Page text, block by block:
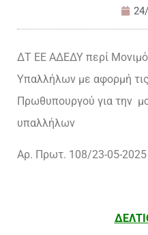
ΔΤ ΕΕ ΑΔΕΔΥ περί
Υπαλλήλων με αφορμή
Πρωθυπουργού για την
υπαλλήλων
Αρ. Πρωτ. 108/23-05-2025